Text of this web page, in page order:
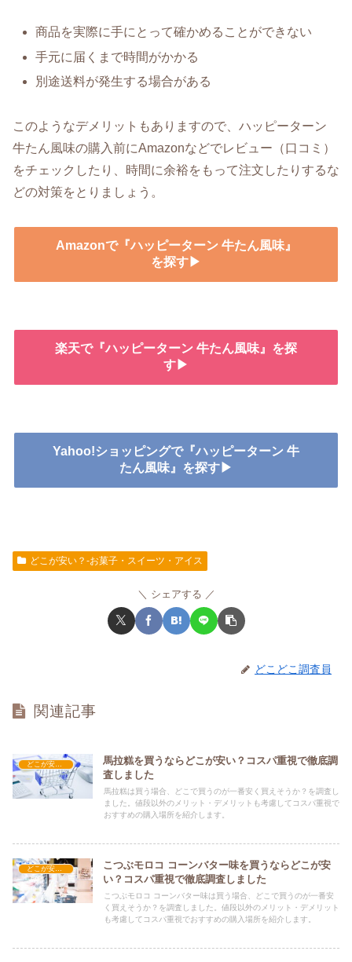
商品を実際に手にとって確かめることができない
手元に届くまで時間がかかる
別途送料が発生する場合がある
このようなデメリットもありますので、ハッピーターン
牛たん風味の購入前にAmazonなどでレビュー（口コミ）
をチェックしたり、時間に余裕をもって注文したりするな
どの対策をとりましょう。
Amazonで『ハッピーターン 牛たん風味』
を探す▶
楽天で『ハッピーターン 牛たん風味』を探
す▶
Yahoo!ショッピングで『ハッピーターン 牛
たん風味』を探す▶
どこが安い？-お菓子・スイーツ・アイス
シェアする
どこどこ調査員
関連記事
どこが安い？-お菓子・スイーツ・アイス
馬拉糕を買うならどこが安い？コスパ重視で徹底調
査しました
馬拉糕は買う場合、どこで買うのが一番安く買えそうか？を調査し
ました。値段以外のメリット・デメリットも考慮してコスパ重視で
おすすめの購入場所を紹介します。
どこが安い？-お菓子・スイーツ・アイス
こつぶモロコ コーンバター味を買うならどこが安
い？コスパ重視で徹底調査しました
こつぶモロコ コーンバター味は買う場合、どこで買うのが一番安
く買えそうか？を調査しました。値段以外のメリット・デメリット
も考慮してコスパ重視でおすすめの購入場所を紹介します。